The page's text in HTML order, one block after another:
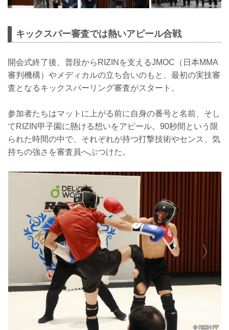
キックスパー審査では熱いアピール合戦
開会式終了後、普段からRIZINを支えるJMOC（日本MMA
審判機構）やメディカルの立ち合いのもと、最初の実技審
査となるキックスパーリング審査がスタート。
参加者たちはマットに上がる前に自身の番号と名前、そし
てRIZIN甲子園に懸ける想いをアピール。90秒間という限
られた時間の中で、それぞれが持つ打撃技術やセンス、気
持ちの強さを審査員へぶつけた。